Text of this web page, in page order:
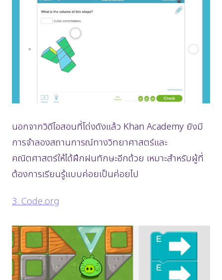
นอกจากวิดีโอสอนที่โด่งดังแล้ว Khan Academy ยังมี
การจำลองสถานการณ์ทางวิทยาศาสตร์และ
คณิตศาสตร์ให้ได้ฝึกฝนทักษะอีกด้วย เหมาะสำหรับผู้ที่
ต้องการเรียนรู้แบบค่อยเป็นค่อยไป
3. Code.org